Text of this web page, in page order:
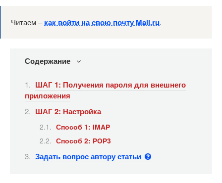
Читаем –как войти на свою почту Mail.ru.
Содержание
ШАГ 1: Получения пароля для внешнего
приложения
ШАГ 2: Настройка
Способ 1: IMAP
Способ 2: POP3
Задать вопрос автору статьи